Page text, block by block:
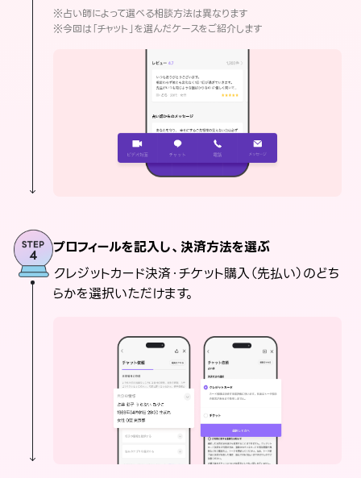
※占い師によって選べる相談方法は異なります
※今回は「チャット」を選んだケースをご紹介します
プロフィールを記入し、決済方法を選ぶ
クレジットカード決済・チケット購入（先払い）のどち
らかを選択いただけます。